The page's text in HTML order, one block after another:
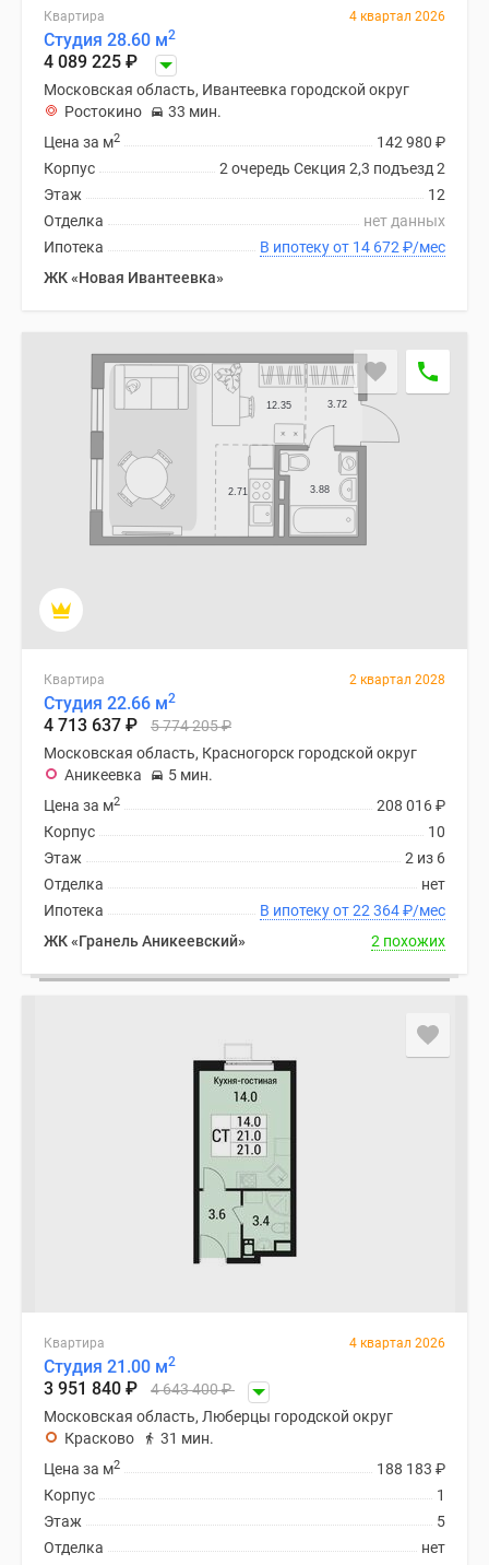
новостроек
Экспертиза
новостроек
Экология
Москвы
Подмосковья
Студии
комнатные
комнатные
ипотека
Банки
программы
Медиа
Новости
недвижимости
Мнение
эксперта
Аналитика
рынка
Покупателю
Экспертиза
новостроек
ипотека
#рассрочка
ипотека
скидками
Квартира 4 квартал 2026
Студия 28.60 м2
4 089 225 ₽
Московская область, Ивантеевка городской округ
Ростокино
33 мин.
142 980 ₽
Цена за м2
2 очередь Секция 2,3 подъезд 2
Корпус
12
Этаж
нет данных
Отделка
В ипотеку от 14 672 ₽/мес
Ипотека
ЖК «Новая Ивантеевка»
Квартира 2 квартал 2028
Студия 22.66 м2
4 713 637 ₽ 5 774 205₽
Московская область, Красногорск городской округ
Аникеевка
5 мин.
208 016₽
Цена за м2
10
Корпус
2 из 6
Этаж
нет
Отделка
В ипотеку от 22 364₽/мес
Ипотека
ЖК «Гранель Аникеевский»
2 похожих
Квартира 4 квартал 2026
Студия 21.00 м2
3 951 840 ₽ 4 643 400₽
Московская область, Люберцы городской округ
Красково
31 мин.
188 183 ₽
Цена за м2
1
Корпус
5
Этаж
нет
Отделка